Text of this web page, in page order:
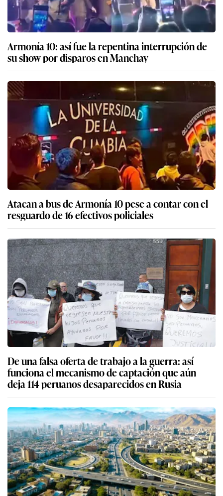
Armonía 10: así fue la repentina interrupción de
su show por disparos en Manchay
Atacan a bus de Armonía 10 pese a contar con el
resguardo de 16 efectivos policiales
De una falsa oferta de trabajo a la guerra: así
funciona el mecanismo de captación que aún
deja 114 peruanos desaparecidos en Rusia